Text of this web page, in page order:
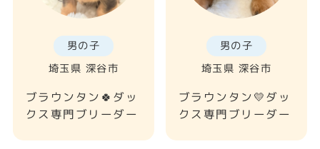
男の子
埼玉県 深谷市
ブラウンタン🍀ダッ
クス専門ブリーダー
男の子
埼玉県 深谷市
ブラウンタン💛ダッ
クス専門ブリーダー